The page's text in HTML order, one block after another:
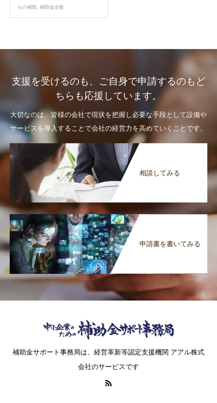
もの補助 補助金全般
支援を受けるのも、ご自身で申請するのもど
ちらも応援しています。
大切なのは、皆様の会社で現状を把握し必要な手段として設備や
サービスを導入することで会社の経営力を高めていくことです。
相談してみる
申請書を書いてみる
補助金サポート事務局は、経営革新等認定支援機関 アアル株式
会社のサービスです